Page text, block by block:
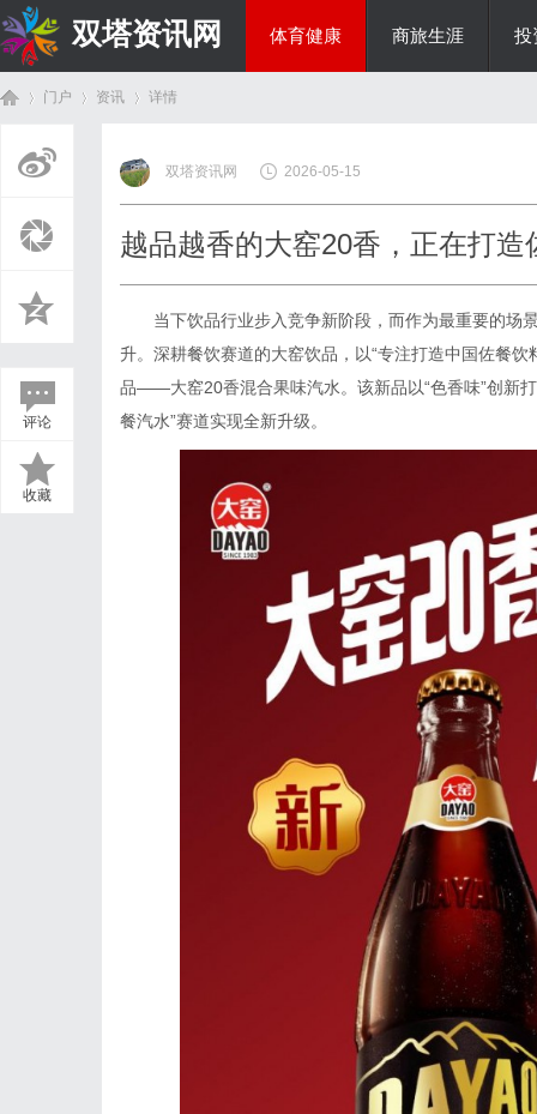
双塔资讯网 体育健康 商旅生涯 投
门户 资讯
›
详情
评论
收藏
双塔资讯网 2026-05-15
越品越香的大窑20香，正在打造
当下饮品行业步入竞争新阶段，而作为最重要的场
升。深耕餐饮赛道的大窑饮品，以“专注打造中国佐餐
品——大窑20香混合果味汽水。该新品以“色香味”创新
餐汽水”赛道实现全新升级。